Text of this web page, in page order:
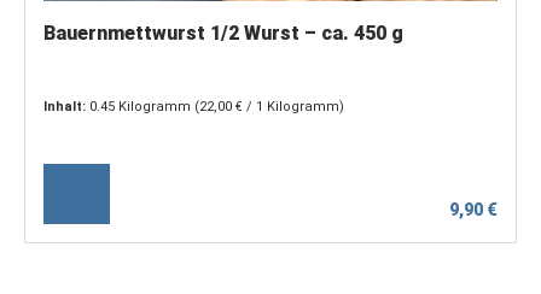
Bauernmettwurst 1/2 Wurst – ca. 450 g
Inhalt: 0.45 Kilogramm (22,00 € / 1 Kilogramm)
9,90 €